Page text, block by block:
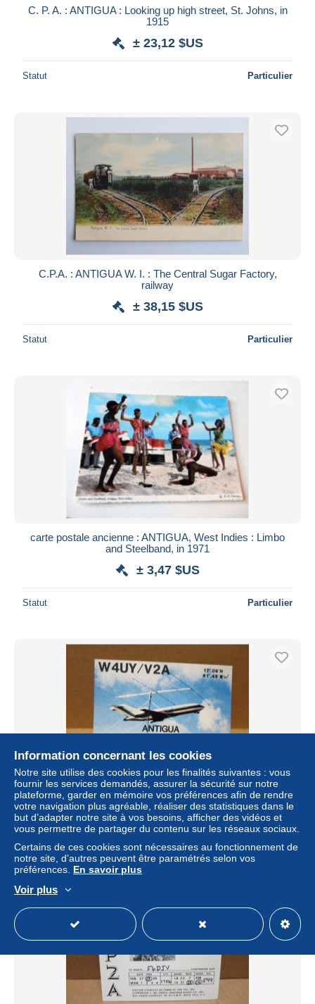
C. P. A. : ANTIGUA : Looking up high street, St. Johns, in
1915
± 23,12 $US
Statut Particulier
C.P.A. : ANTIGUA W. I. : The Central Sugar Factory,
railway
± 38,15 $US
Statut Particulier
carte postale ancienne : ANTIGUA, West Indies : Limbo
and Steelband, in 1971
± 3,47 $US
Statut Particulier
ANTIGUA carte radio amateur AVIATION
± 4,09 $US
Statut Professionnel
Information concernant les cookies
Notre site utilise des cookies pour les finalités suivantes : vous
fournir les services demandés, assurer la sécurité sur notre
plateforme, garder en mémoire vos préférences afin de rendre
votre navigation plus agréable, réaliser des statistiques dans le
but d’adapter notre site à vos besoins, afficher des vidéos et
vous permettre de partager du contenu sur les réseaux sociaux.
Certains de ces cookies sont nécessaires au fonctionnement de
notre site, d’autres peuvent être paramétrés selon vos
préférences. En savoir plus
Voir plus